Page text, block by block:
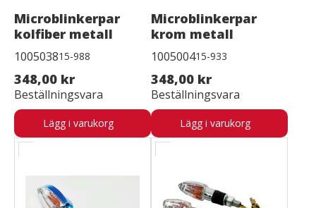
Microblinkerpar
kolfiber metall
100503815-988
348,00 kr
Beställningsvara
Lägg i varukorg
Microblinkerpar
krom metall
100500415-933
348,00 kr
Beställningsvara
Lägg i varukorg